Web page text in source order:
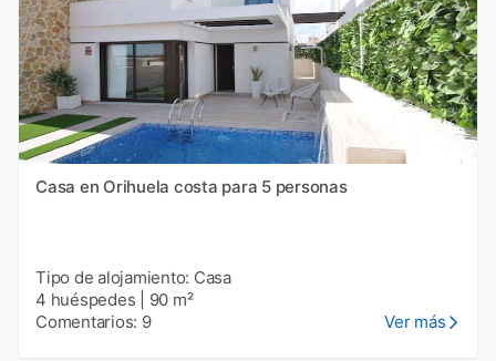
Casa en Orihuela costa para 5 personas
Tipo de alojamiento: Casa
4 huéspedes
90 m²
Comentarios: 9
Ver más